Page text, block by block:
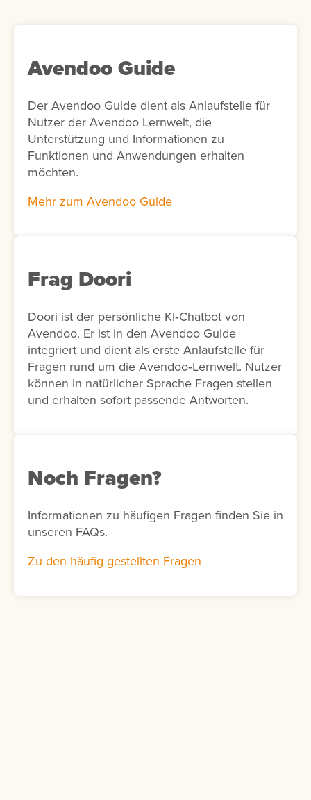
werden. In diesem Fall schlägt die KI
passende Interessen für die Nutzer vor. Ist
stattdessen alle verfügbaren Interessen
angezeigt.
Avendoo Guide
Der Avendoo Guide dient als Anlaufstelle für
Nutzer der Avendoo Lernwelt, die
Unterstützung und Informationen zu
Funktionen und Anwendungen erhalten
möchten.
Mehr zum Avendoo Guide
Frag Doori
Doori ist der persönliche KI‑Chatbot von
Avendoo. Er ist in den Avendoo Guide
integriert und dient als erste Anlaufstelle für
Fragen rund um die Avendoo‑Lernwelt. Nutzer
können in natürlicher Sprache Fragen stellen
und erhalten sofort passende Antworten.
Noch Fragen?
Informationen zu häufigen Fragen finden Sie in
unseren FAQs.
Zu den häufig gestellten Fragen